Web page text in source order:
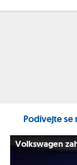
Podívejte
Volkswagen